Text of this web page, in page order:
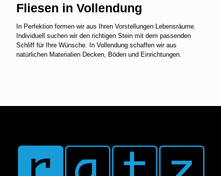
Fliesen in Vollendung
In Perfektion formen wir aus Ihren Vorstellungen Lebensräume.
Individuell suchen wir den richtigen Stein mit dem passenden
Schliff für Ihre Wünsche. In Vollendung schaffen wir aus
natürlichen Materialien Decken, Böden und Einrichtungen.